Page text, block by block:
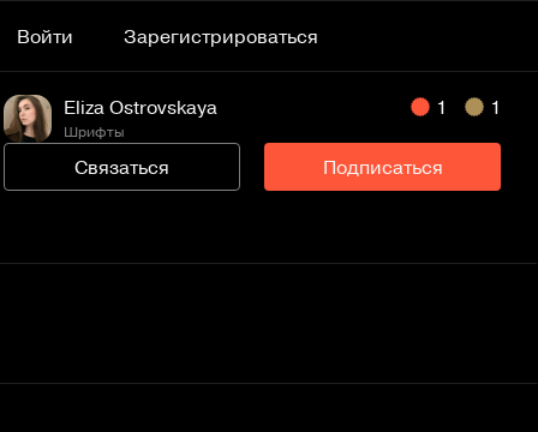
Войти Зарегистрироваться
Eliza Ostrovskaya
Шрифты
1 1
Связаться Подписаться